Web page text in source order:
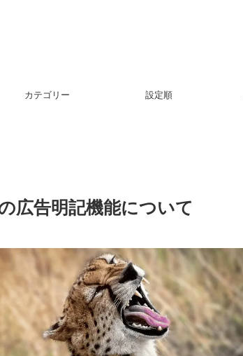
カテゴリー 設定順
広告明記機能について